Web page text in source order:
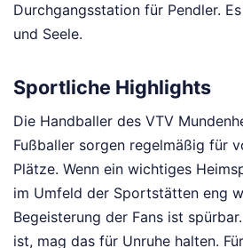
Durchgangsstation für Pendler.
und Seele.
Sportliche Highlights
Die Handballer des VTV
Fußballer sorgen regelmäßig für
Plätze. Wenn ein wichtiges
im Umfeld der Sportstätten eng
Begeisterung der Fans ist
ist, mag das für Unruhe halten.